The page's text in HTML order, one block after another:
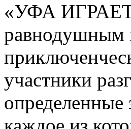
«УФА ИГРАЕТ
равнодушным
участники
определенные